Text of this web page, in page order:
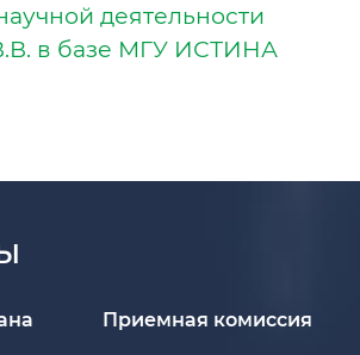
деятельности
в базе МГУ ИСТИНА
Приемная комиссия